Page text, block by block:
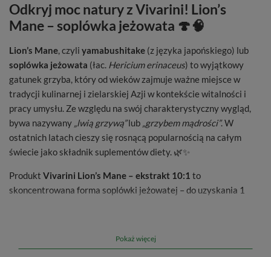
Odkryj moc natury z Vivarini! Lion’s
Mane – soplówka jeżowata 🍄🧠
Lion’s Mane, czyli yamabushitake (z języka japońskiego) lub
soplówka jeżowata (łac. Hericium erinaceus) to wyjątkowy
gatunek grzyba, który od wieków zajmuje ważne miejsce w
tradycji kulinarnej i zielarskiej Azji w kontekście witalności i
pracy umysłu. Ze względu na swój charakterystyczny wygląd,
bywa nazywany „lwią grzywą”lub „grzybem mądrości”. W
ostatnich latach cieszy się rosnącą popularnością na całym
świecie jako składnik suplementów diety. 🌿✨
Produkt Vivarini Lion’s Mane – ekstrakt 10:1 to
skoncentrowana forma soplówki jeżowatej – do uzyskania 1
stosowaniu i pozwala wzbogacić codzienną dietę o unikalny
składnik roślinny, którym od dawna interesują się miłośnicy
Pokaż więcej